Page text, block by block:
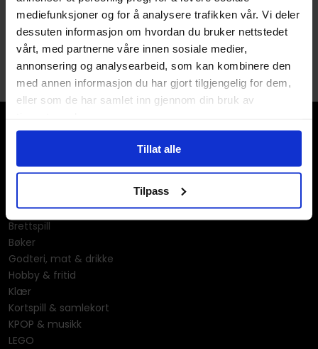
mediefunksjoner og for å analysere trafikken vår. Vi deler
dessuten informasjon om hvordan du bruker nettstedet
vårt, med partnerne våre innen sosiale medier,
annonsering og analysearbeid, som kan kombinere den
med annen informasjon du har gjort tilgjengelig for dem,
eller som de har samlet inn gjennom din bruk av
Tillat alle
Tilpass
Brettspill
Bøker
Godteri, mat & drikke
Hobby & fritid
Klær
Kortspill & samlekort
KPOP & musikk
LEGO